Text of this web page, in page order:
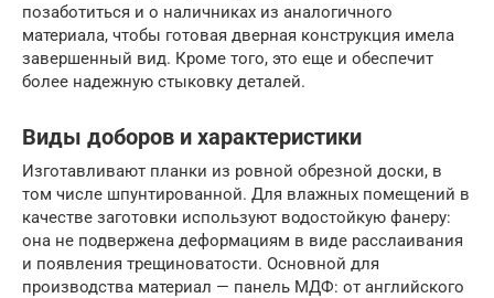
позаботиться и о наличниках из аналогичного
материала, чтобы готовая дверная конструкция имела
завершенный вид. Кроме того, это еще и обеспечит
более надежную стыковку деталей.
Виды доборов и характеристики
Изготавливают планки из ровной обрезной доски, в
том числе шпунтированной. Для влажных помещений в
качестве заготовки используют водостойкую фанеру:
она не подвержена деформациям в виде расслаивания
и появления трещиноватости. Основной для
производства материал — панель МДФ: от английского